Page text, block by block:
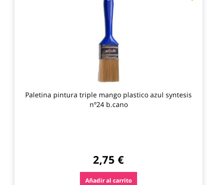
Paletina pintura triple mango plastico azul syntesis
nº24 b.cano
2,75 €
Añadir al carrito